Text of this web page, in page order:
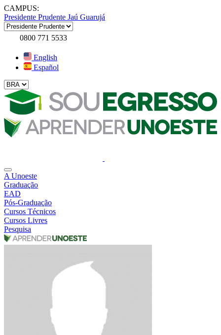
CAMPUS:
Presidente Prudente Jaú Guarujá
0800 771 5533
English
Español
A Unoeste
Graduação
EAD
Pós-Graduação
Cursos Técnicos
Cursos Livres
Pesquisa